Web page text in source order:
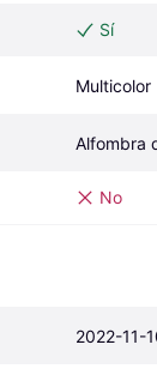
Sí
Multicolor
Alfombra
No
2022-11-